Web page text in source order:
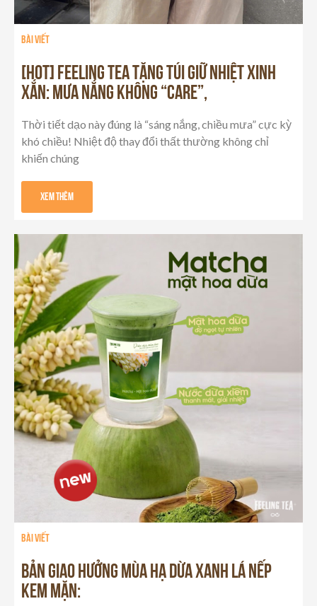
Bài viết
[HOT] FEELING TEA TẶNG TÚI GIỮ NHIỆT XINH
XẮN: MƯA NẮNG KHÔNG “CARE”,
Thời tiết dạo này đúng là “sáng nắng, chiều mưa” cực kỳ
khó chiều! Nhiệt độ thay đổi thất thường không chỉ
khiến chúng
Xem Thêm
Bài viết
BẢN GIAO HƯỞNG MÙA HẠ DỪA XANH LÁ NẾP
KEM MẶN: